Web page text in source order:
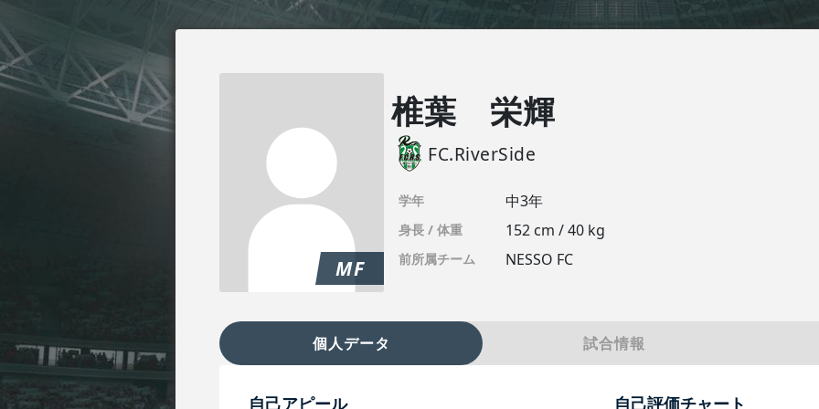
MF
椎葉 栄輝
FC.RiverSide
学年 中3年
身長 / 体重 152 cm / 40 kg
前所属チーム NESSO FC
個人データ 試合情報
自己アピール 自己評価チャート